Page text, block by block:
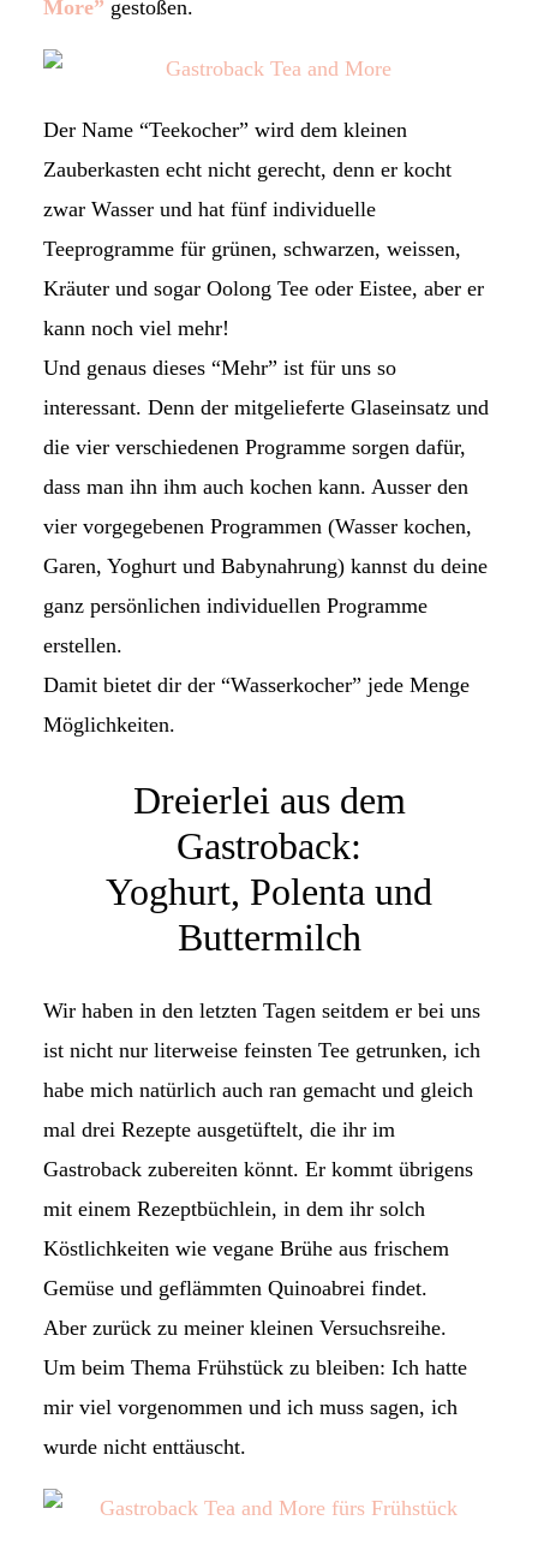
More” gestoßen.
Der Name “Teekocher” wird dem kleinen
Zauberkasten echt nicht gerecht, denn er kocht
zwar Wasser und hat fünf individuelle
Teeprogramme für grünen, schwarzen, weissen,
Kräuter und sogar Oolong Tee oder Eistee, aber er
kann noch viel mehr!
Und genaus dieses “Mehr” ist für uns so
interessant. Denn der mitgelieferte Glaseinsatz und
die vier verschiedenen Programme sorgen dafür,
dass man ihn ihm auch kochen kann. Ausser den
vier vorgegebenen Programmen (Wasser kochen,
Garen, Yoghurt und Babynahrung) kannst du deine
ganz persönlichen individuellen Programme
erstellen.
Damit bietet dir der “Wasserkocher” jede Menge
Möglichkeiten.
Dreierlei aus dem
Gastroback:
Yoghurt, Polenta und
Buttermilch
Wir haben in den letzten Tagen seitdem er bei uns
ist nicht nur literweise feinsten Tee getrunken, ich
habe mich natürlich auch ran gemacht und gleich
mal drei Rezepte ausgetüftelt, die ihr im
Gastroback zubereiten könnt. Er kommt übrigens
mit einem Rezeptbüchlein, in dem ihr solch
Köstlichkeiten wie vegane Brühe aus frischem
Gemüse und geflämmten Quinoabrei findet.
Aber zurück zu meiner kleinen Versuchsreihe.
Um beim Thema Frühstück zu bleiben: Ich hatte
mir viel vorgenommen und ich muss sagen, ich
wurde nicht enttäuscht.